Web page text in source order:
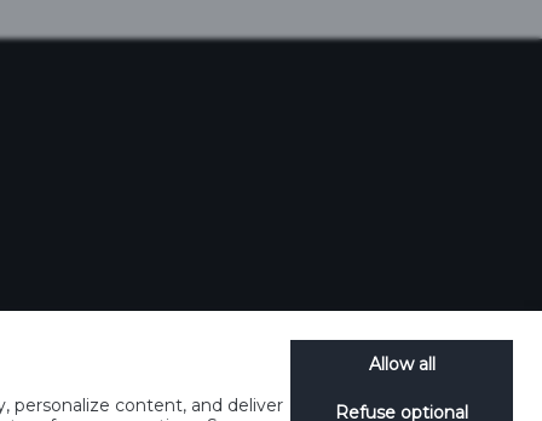
personalize content, and deliver
Allow all
Refuse optional